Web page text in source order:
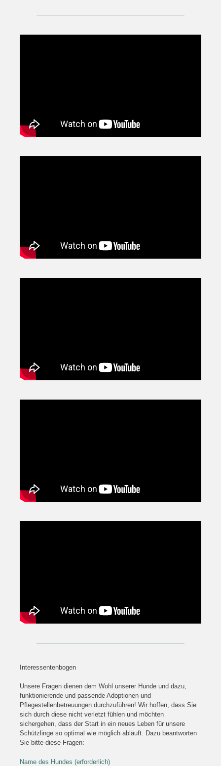
Interessentenbogen
Unsere Fragen dienen dem Wohl unserer Hunde und dazu,
funktionierende und passende Adoptionen und
Pflegestellenbetreuungen durchzuführen! Wir hoffen, dass Sie
sich durch diese nicht verletzt fühlen und möchten
sichergehen, dass der Start in ein neues Leben für unsere
Schützlinge so optimal wie möglich abläuft. Dazu beantworten
Sie bitte diese Fragen:
Name des Hundes (erforderlich)